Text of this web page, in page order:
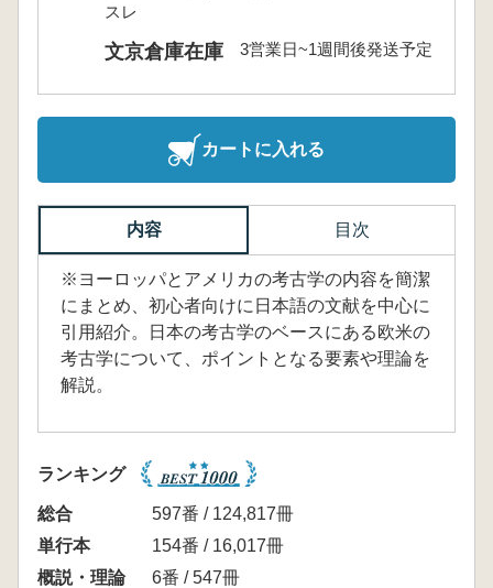
スレ
文京倉庫在庫 3営業日~1週間後発送予定
カートに入れる
内容 目次
※ヨーロッパとアメリカの考古学の内容を簡潔
にまとめ、初心者向けに日本語の文献を中心に
引用紹介。日本の考古学のベースにある欧米の
考古学について、ポイントとなる要素や理論を
解説。
ランキング
総合
597番 / 124,817冊
単行本
154番 / 16,017冊
概説・理論
6番 / 547冊